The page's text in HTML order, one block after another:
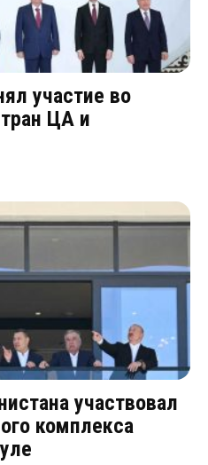
участие во
ЦА и
участвовал
комплекса